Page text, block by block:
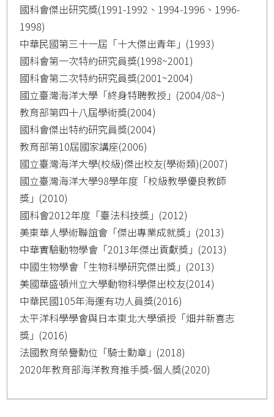
國科會傑出研究獎(1991-1992、1994-1996、1996-
1998)
中華民國第三十一屆「十大傑出青年」(1993)
國科會第一次特約研究員獎(1998~2001)
國科會第二次特約研究員獎(2001~2004)
國立臺灣海洋大學「終身特聘教授」(2004/08~)
教育部第四十八屆學術獎(2004)
國科會傑出特約研究員獎(2004)
教育部第10屆國家講座(2006)
國立臺灣海洋大學(校級)傑出校友(學術類)(2007)
國立臺灣海洋大學98學年度「校級教學優良教師
獎」(2010)
國科會2012年度「臺法科技獎」(2012)
美東華人學術聯誼會「傑出專業成就獎」(2013)
中華實驗動物學會「2013年傑出貢獻獎」(2013)
中國生物學會「生物科學研究傑出獎」(2013)
美國華盛頓州立大學動物科學傑出校友(2014)
中華民國105年海運有功人員獎(2016)
太平洋科學學會與日本東北大學頒授「畑井新喜志
獎」(2016)
法國教育榮譽勳位「騎士勳章」(2018)
2020年教育部海洋教育推手獎-個人獎(2020)